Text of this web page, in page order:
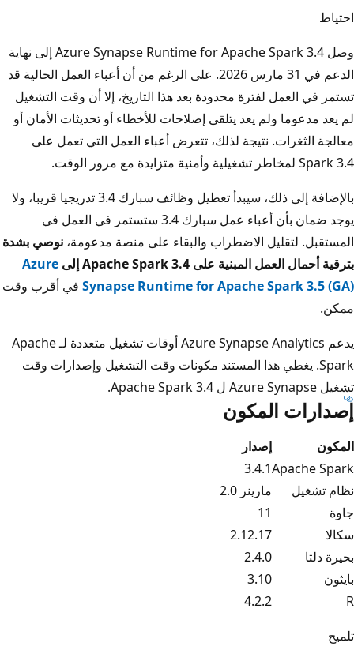
احتياط
وصل Azure Synapse Runtime for Apache Spark 3.4 إلى نهاية
الدعم في 31 مارس 2026. على الرغم من أن أعباء العمل الحالية قد
تستمر في العمل لفترة محدودة بعد هذا التاريخ، إلا أن وقت التشغيل
لم يعد مدعوما ولم يعد يتلقى إصلاحات للأخطاء أو تحديثات الأمان أو
معالجة الثغرات. نتيجة لذلك، تتعرض أعباء العمل التي تعمل على
Spark 3.4 لمخاطر تشغيلية وأمنية متزايدة مع مرور الوقت.
بالإضافة إلى ذلك، سيبدأ تعطيل وظائف سبارك 3.4 تدريجيا قريبا، ولا
يوجد ضمان بأن أعباء عمل سبارك 3.4 ستستمر في العمل في
المستقبل. لتقليل الاضطراب والبقاء على منصة مدعومة، نوصي بشدة
بترقية أحمال العمل المبنية على Apache Spark 3.4 إلى
Azure
Synapse Runtime for Apache Spark 3.5 (GA) في أقرب وقت
ممكن.
يدعم Azure Synapse Analytics أوقات تشغيل متعددة لـ Apache
Spark. يغطي هذا المستند مكونات وقت التشغيل وإصدارات وقت
تشغيل Azure Synapse ل Apache Spark 3.4.
إصدارات المكون
المكون
إصدار
Apache Spark
3.4.1
نظام تشغيل
مارينر 2.0
جاوة
11
سكالا
2.12.17
بحيرة دلتا
2.4.0
بايثون
3.10
R
4.2.2
تلميح